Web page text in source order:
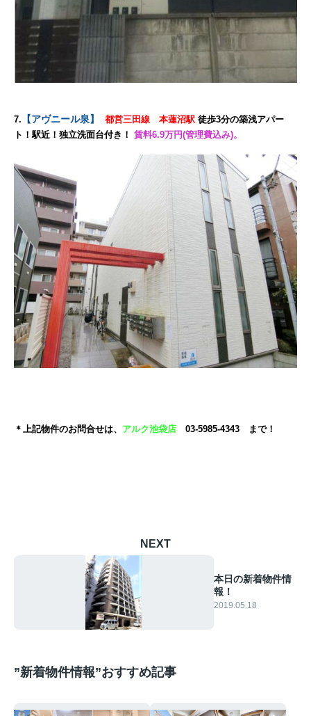
7. 【アヴニール泉】 都営三田線 本蓮沼駅 徒歩3分の築浅アパー
ト！駅近！独立洗面台付き！ 賃料6.9万円(管理費込み)。
＊上記物件のお問合せは、 アルク池袋店 03-5985-4343 まで！
NEXT
本日の新着物件情
報！
2019.05.18
”新着物件情報”おすすめ記事